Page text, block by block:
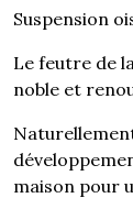
Suspension
Le feutre de
noble et
maison pour